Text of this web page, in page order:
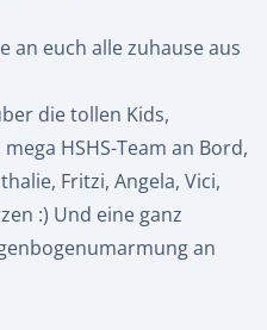
an euch alle zuhause aus
die tollen Kids,
HSHS-Team an Bord,
Fritzi, Angela, Vici,
:) Und eine ganz
an